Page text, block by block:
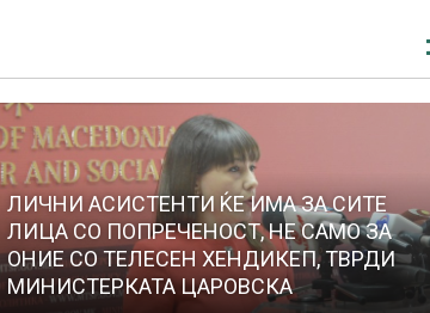
ЛИЧНИ АСИСТЕНТИ ЌЕ ИМА ЗА СИТЕ
ЛИЦА СО ПОПРЕЧЕНОСТ, НЕ САМО ЗА
ОНИЕ СО ТЕЛЕСЕН ХЕНДИКЕП, ТВРДИ
МИНИСТЕРКАТА ЦАРОВСКА